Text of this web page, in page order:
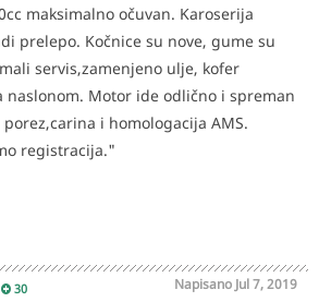
maksimalno očuvan. Karoserija
prelepo. Kočnice su nove, gume su
servis,zamenjeno ulje, kofer
naslonom. Motor ide odlično i spreman
porez,carina i homologacija AMS.
registracija."
30 Napisano Jul 7, 2019